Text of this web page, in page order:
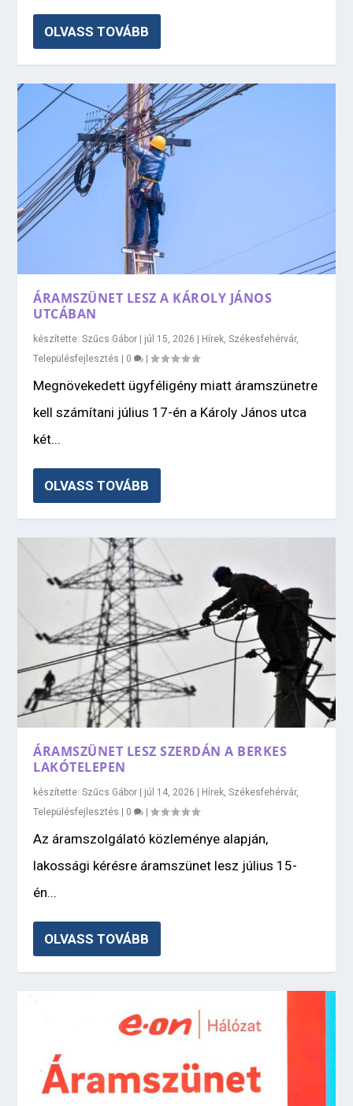
OLVASS TOVÁBB
ÁRAMSZÜNET LESZ A KÁROLY JÁNOS
UTCÁBAN
készítette:Szűcs Gábor | júl 15, 2026 | Hírek ,Székesfehérvár,
Településfejlesztés | 0 |
Megnövekedett ügyféligény miatt áramszünetre
kell számítani július 17-én a Károly János utca
két...
OLVASS TOVÁBB
ÁRAMSZÜNET LESZ SZERDÁN A BERKES
LAKÓTELEPEN
készítette:Szűcs Gábor júl 14, 2026 Hírek,Székesfehérvár,
Településfejlesztés
0 |
Az áramszolgálató közleménye alapján,
lakossági kérésre áramszünet lesz július 15-
én...
OLVASS TOVÁBB